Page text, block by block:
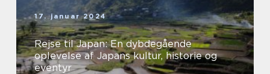
17. januar 2024
Rejse til Japan: En dybdegående
oplevelse af Japans kultur, historie og
eventyr